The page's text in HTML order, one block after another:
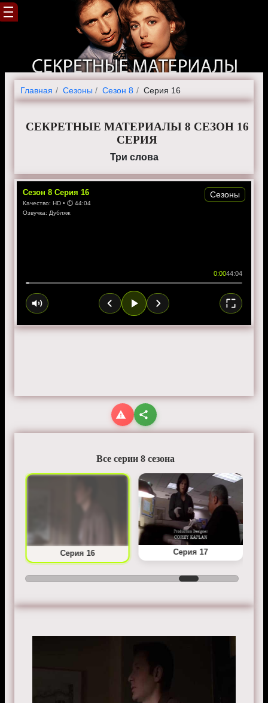
Главная Cезоны Сезон 8 Серия 16
СЕКРЕТНЫЕ МАТЕРИАЛЫ 8 СЕЗОН 16
СЕРИЯ
Три слова
Сезон 8 Серия 16
Качество: HD • ⏱ 44:04
Озвучка: Дубляж
0:0044:04
Сезоны
Все серии 8 сезона
Серия 16 Серия 17